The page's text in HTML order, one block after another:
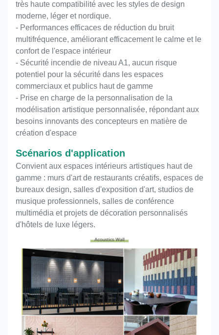
Fonction principale
Absorption acoustique et
décoration de l'espace à haute
efficacité
Fonction principale
Absorption acoustique et
décoration intérieure
Certificat
CE, FSC, EN 13501-1 B, ASTM
E84 classe A,
très haute compatibilité avec les styles de design
moderne, léger et nordique.
- Performances efficaces de réduction du bruit
multifréquence, améliorant efficacement le calme et le
confort de l'espace intérieur
- Sécurité incendie de niveau A1, aucun risque
potentiel pour la sécurité dans les espaces
commerciaux et publics haut de gamme
- Prise en charge de la personnalisation de la
modélisation artistique personnalisée, répondant aux
besoins innovants des concepteurs en matière de
création d'espace
Scénarios d'application
Convient aux espaces intérieurs artistiques haut de
gamme : murs d'art de restaurants créatifs, espaces de
bureaux design, salles d'exposition d'art, studios de
musique professionnels, salles de conférence
multimédia et projets de décoration personnalisés
d'hôtels de luxe légers.